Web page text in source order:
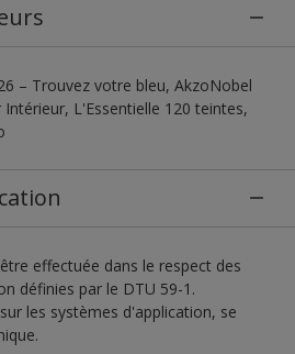
– Trouvez votre bleu, AkzoNobel
L'Essentielle 120 teintes,
effectuée dans le respect des
définies par le DTU 59-1.
les systèmes d'application, se